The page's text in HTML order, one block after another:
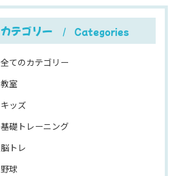
カテゴリー Categories
全てのカテゴリー
教室
キッズ
基礎トレーニング
脳トレ
野球